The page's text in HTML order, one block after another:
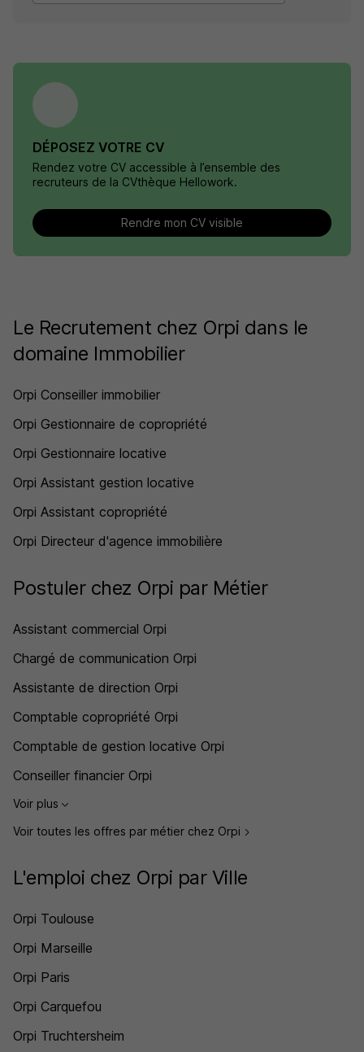
DÉPOSEZ VOTRE CV
Rendez votre CV accessible à l’ensemble des
recruteurs de la CVthèque Hellowork.
Rendre mon CV visible
Le Recrutement chez Orpi dans le
domaine Immobilier
Orpi Conseiller immobilier
Orpi Gestionnaire de copropriété
Orpi Gestionnaire locative
Orpi Assistant gestion locative
Orpi Assistant copropriété
Orpi Directeur d'agence immobilière
Postuler chez Orpi par Métier
Assistant commercial Orpi
Chargé de communication Orpi
Assistante de direction Orpi
Comptable copropriété Orpi
Comptable de gestion locative Orpi
Conseiller financier Orpi
Voir plus
Voir toutes les offres par métier chez Orpi
L'emploi chez Orpi par Ville
Orpi Toulouse
Orpi Marseille
Orpi Paris
Orpi Carquefou
Orpi Truchtersheim